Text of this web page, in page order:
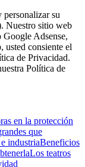
su
Nuestro sitio web
Adsense,
consiente el
de Privacidad.
Política de
en la protección
que
industriaBeneficios
Los teatros